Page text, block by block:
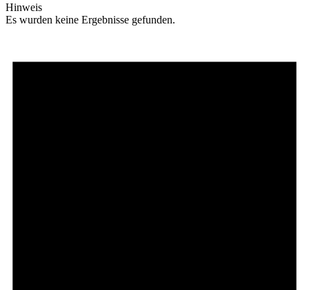
Hinweis
Es wurden keine Ergebnisse gefunden.